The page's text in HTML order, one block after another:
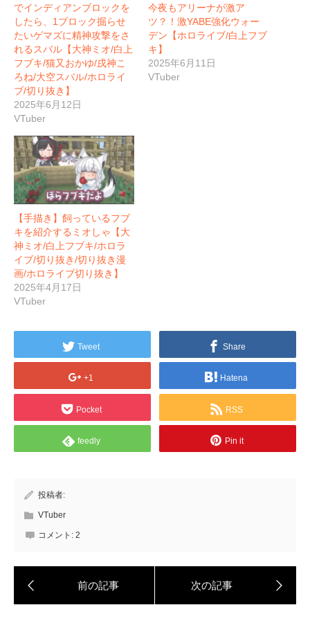
でインディアンブロックを
したら、1ブロック掘らせ
たいゲマズに精神攻撃をさ
れるスバル【大神ミオ/白上
フブキ/猫又おかゆ/戌神こ
ろね/大空スバル/ホロライ
ブ/切り抜き】
2025年6月12日
VTuber
今夜もアリーナが激ア
ツ？！激YABE強化ウォー
デン【ホロライブ/白上フブ
キ】
2025年6月11日
VTuber
【手描き】飼っているフブ
キを紹介するミオしゃ【大
神ミオ/白上フブキ/ホロラ
イブ/切り抜き/切り抜き漫
画/ホロライブ切り抜き】
2025年4月17日
VTuber
Tweet Share
+1 Hatena
Pocket RSS
feedly Pin it
投稿者:
VTuber
コメント: 2